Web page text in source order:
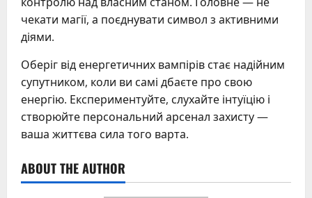
чекати магії, а поєднувати символ з активними
діями.
Оберіг від енергетичних вампірів стає надійним
супутником, коли ви самі дбаєте про свою
енергію. Експериментуйте, слухайте інтуїцію і
створюйте персональний арсенал захисту —
ваша життєва сила того варта.
ABOUT THE AUTHOR